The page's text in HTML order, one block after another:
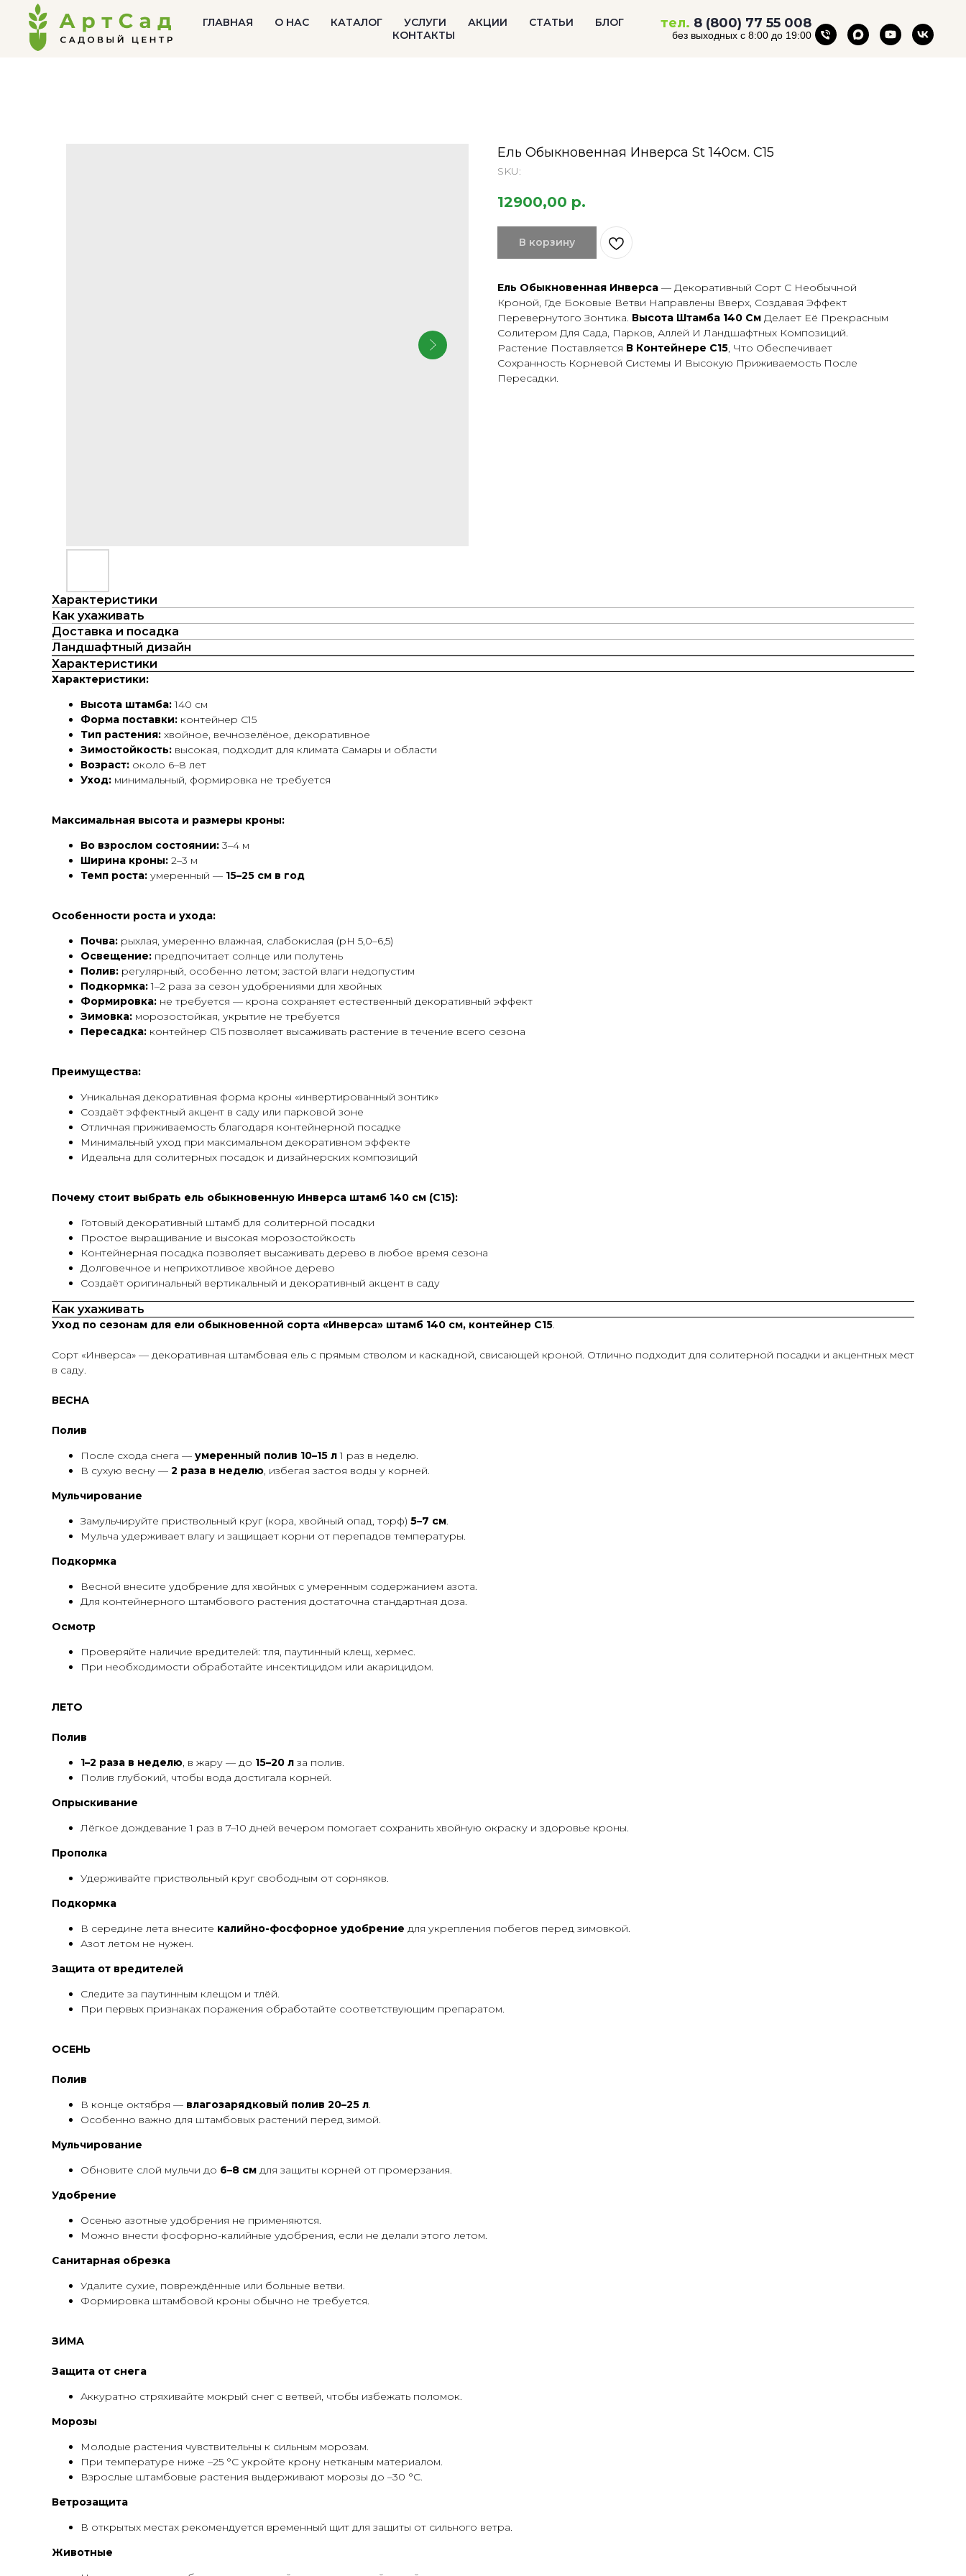
ГЛАВНАЯ О НАС КАТАЛОГ УСЛУГИ АКЦИИ СТАТЬИ
БЛОГ
КОНТАКТЫ
тел. 8 (800) 77 55 008
без выходных с 8:00 до 19:00
Ель Обыкновенная Инверса St 140см. С15
SKU:
12900,00 р.
В корзину
Ель Обыкновенная Инверса — Декоративный Сорт С Необычной
Кроной, Где Боковые Ветви Направлены Вверх, Создавая Эффект
Перевернутого Зонтика. Высота Штамба 140 См Делает Её Прекрасным
Солитером Для Сада, Парков, Аллей И Ландшафтных Композиций.
Растение Поставляется В Контейнере С15, Что Обеспечивает
Сохранность Корневой Системы И Высокую Приживаемость После
Пересадки.
Характеристики
Как ухаживать
Доставка и посадка
Ландшафтный дизайн
Характеристики
Характеристики:
Высота штамба:140 см
Форма поставки: контейнер С15
Тип растения: хвойное, вечнозелёное, декоративное
Зимостойкость: высокая, подходит для климата Самары и области
Возраст: около 6–8 лет
Уход: минимальный, формировка не требуется
Максимальная высота и размеры кроны:
Во взрослом состоянии: 3–4 м
Ширина кроны: 2–3 м
Темп роста: умеренный — 15–25 см в год
Особенности роста и ухода:
Почва: рыхлая, умеренно влажная, слабокислая (pH 5,0–6,5)
Освещение: предпочитает солнце или полутень
Полив: регулярный, особенно летом; застой влаги недопустим
Подкормка:1–2 раза за сезон удобрениями для хвойных
Формировка: не требуется — крона сохраняет естественный декоративный эффект
Зимовка: морозостойкая, укрытие не требуется
Пересадка: контейнер С15 позволяет высаживать растение в течение всего сезона
Преимущества:
Уникальная декоративная форма кроны «инвертированный зонтик»
Создаёт эффектный акцент в саду или парковой зоне
Отличная приживаемость благодаря контейнерной посадке
Минимальный уход при максимальном декоративном эффекте
Идеальна для солитерных посадок и дизайнерских композиций
Почему стоит выбрать ель обыкновенную Инверса штамб 140 см (С15):
Готовый декоративный штамб для солитерной посадки
Простое выращивание и высокая морозостойкость
Контейнерная посадка позволяет высаживать дерево в любое время сезона
Долговечное и неприхотливое хвойное дерево
Создаёт оригинальный вертикальный и декоративный акцент в саду
Как ухаживать
Уход по сезонам для ели обыкновенной сорта «Инверса» штамб 140 см, контейнер C15.
Сорт «Инверса» — декоративная штамбовая ель с прямым стволом и каскадной, свисающей кроной. Отлично подходит для солитерной посадки и акцентных мест
в саду.
ВЕСНА
Полив
После схода снега — умеренный полив 10–15 л1 раз в неделю.
В сухую весну — 2 раза в неделю, избегая застоя воды у корней.
Мульчирование
Замульчируйте приствольный круг (кора, хвойный опад, торф) 5–7 см.
Мульча удерживает влагу и защищает корни от перепадов температуры.
Подкормка
Весной внесите удобрение для хвойных с умеренным содержанием азота.
Для контейнерного штамбового растения достаточна стандартная доза.
Осмотр
Проверяйте наличие вредителей: тля, паутинный клещ, хермес.
При необходимости обработайте инсектицидом или акарицидом.
ЛЕТО
Полив
1–2 раза в неделю, в жару — до 15–20 л за полив.
Полив глубокий, чтобы вода достигала корней.
Опрыскивание
Лёгкое дождевание 1 раз в 7–10 дней вечером помогает сохранить хвойную окраску и здоровье кроны.
Прополка
Удерживайте приствольный круг свободным от сорняков.
Подкормка
В середине лета внесите калийно-фосфорное удобрение для укрепления побегов перед зимовкой.
Азот летом не нужен.
Защита от вредителей
Следите за паутинным клещом и тлёй.
При первых признаках поражения обработайте соответствующим препаратом.
ОСЕНЬ
Полив
В конце октября — влагозарядковый полив 20–25 л.
Особенно важно для штамбовых растений перед зимой.
Мульчирование
Обновите слой мульчи до 6–8 см для защиты корней от промерзания.
Удобрение
Осенью азотные удобрения не применяются.
Можно внести фосфорно-калийные удобрения, если не делали этого летом.
Санитарная обрезка
Удалите сухие, повреждённые или больные ветви.
Формировка штамбовой кроны обычно не требуется.
ЗИМА
Защита от снега
Аккуратно стряхивайте мокрый снег с ветвей, чтобы избежать поломок.
Морозы
Молодые растения чувствительны к сильным морозам.
При температуре ниже –25 °C укройте крону нетканым материалом.
Взрослые штамбовые растения выдерживают морозы до –30 °C.
Ветрозащита
В открытых местах рекомендуется временный щит для защиты от сильного ветра.
Животные